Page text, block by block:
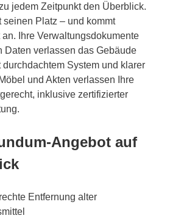
jedem Zeitpunkt den Überblick.
seinen Platz – und kommt
Ihre Verwaltungsdokumente
Daten verlassen das Gebäude
durchdachtem System und klarer
und Akten verlassen Ihre
inklusive zertifizierter
Angebot auf
Entfernung alter